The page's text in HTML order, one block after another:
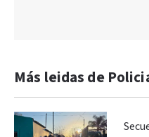
Más leidas de